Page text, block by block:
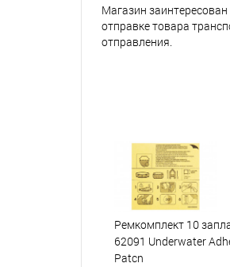
Магазин
отправке товара
отправления.
Ремкомплект 10
62091 Underwater
Patcn